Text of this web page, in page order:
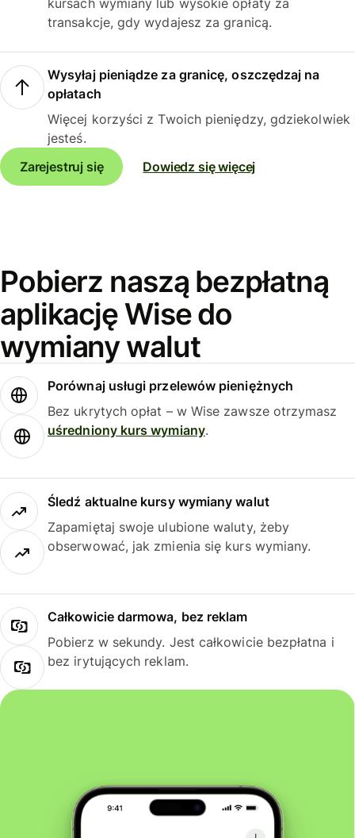
kursach wymiany lub wysokie opłaty za
transakcje, gdy wydajesz za granicą.
Wysyłaj pieniądze za granicę, oszczędzaj na
opłatach
Więcej korzyści z Twoich pieniędzy, gdziekolwiek
jesteś.
Zarejestruj się
Dowiedz się więcej
Pobierz naszą bezpłatną
aplikację Wise do
wymiany walut
Porównaj usługi przelewów pieniężnych
Bez ukrytych opłat – w Wise zawsze otrzymasz
uśredniony kurs wymiany.
Śledź aktualne kursy wymiany walut
Zapamiętaj swoje ulubione waluty, żeby
obserwować, jak zmienia się kurs wymiany.
Całkowicie darmowa, bez reklam
Pobierz w sekundy. Jest całkowicie bezpłatna i
bez irytujących reklam.